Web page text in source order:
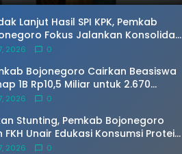
Lanjut Hasil SPI KPK, Pemkab
Fokus Jalankan Konsolidasi
di 2026
2026 0
Bojonegoro Cairkan Beasiswa
1B Rp10,5 Miliar untuk 2.670
2026 0
Stunting, Pemkab Bojonegoro
FKH Unair Edukasi Konsumsi Protein
2026 0